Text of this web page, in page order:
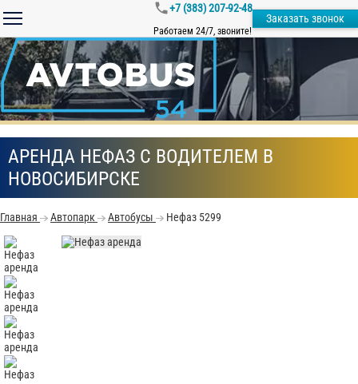
+7 (383) 207-92-48
Работаем 24/7, звоните!
Заказать звонок
АРЕНДА НЕФАЗ С ВОДИТЕЛЕМ В
НОВОСИБИРСКЕ
Главная Автопарк Автобусы Нефаз 5299